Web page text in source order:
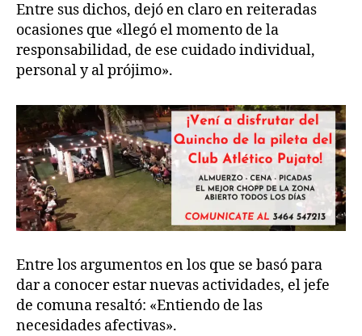
Entre sus dichos, dejó en claro en reiteradas
ocasiones que «llegó el momento de la
responsabilidad, de ese cuidado individual,
personal y al prójimo».
Entre los argumentos en los que se basó para
dar a conocer estar nuevas actividades, el jefe
de comuna resaltó: «Entiendo de las
necesidades afectivas».